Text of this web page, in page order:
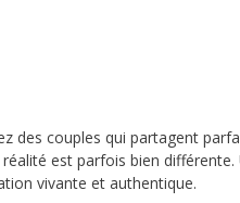
des couples qui partagent
est parfois bien différente.
vivante et authentique.